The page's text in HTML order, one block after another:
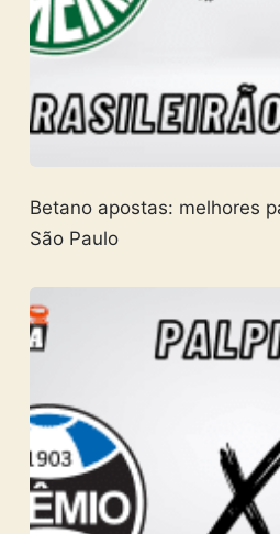
Betano apostas: melhores
São Paulo